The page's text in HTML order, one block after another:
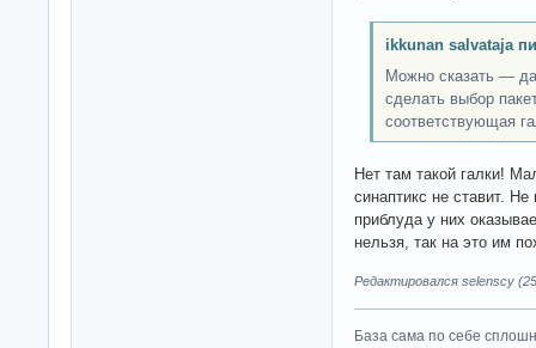
ikkunan salvataja
Можно сказать —
сделать выбор
соответствующая
Нет там такой галки!
синаптикс не ставит.
приблуда у них
нельзя, так на это им
Редактировался selenscy
База сама по себе